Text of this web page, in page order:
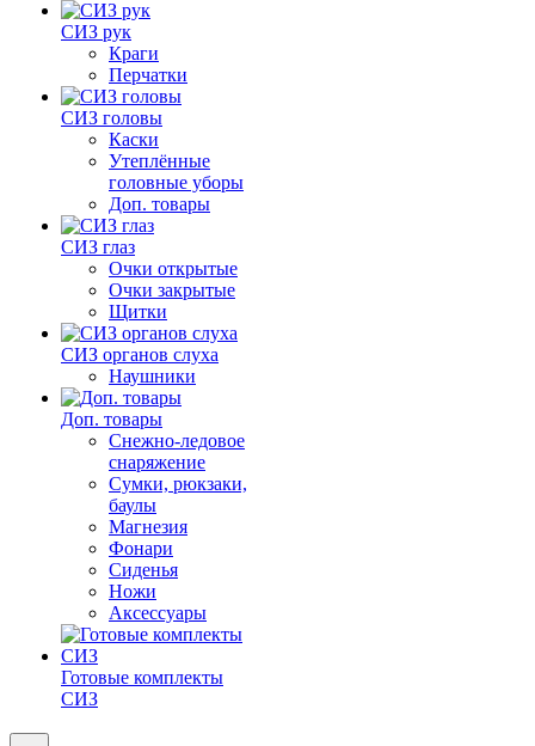
СИЗ рук
Краги
Перчатки
СИЗ головы
Каски
Утеплённые
головные уборы
Доп. товары
СИЗ глаз
Очки открытые
Очки закрытые
Щитки
СИЗ органов слуха
Наушники
Доп. товары
Снежно-ледовое
снаряжение
Сумки, рюкзаки,
баулы
Магнезия
Фонари
Сиденья
Ножи
Аксессуары
Готовые комплекты
СИЗ